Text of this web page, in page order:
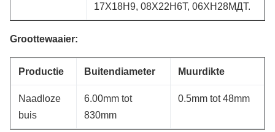
17Х18Н9, 08Х22Н6Т, 06ХН28МДТ.
Groottewaaier:
Productie Buitendiameter Muurdikte
Naadloze
buis
6.00mm tot
830mm
0.5mm tot 48mm